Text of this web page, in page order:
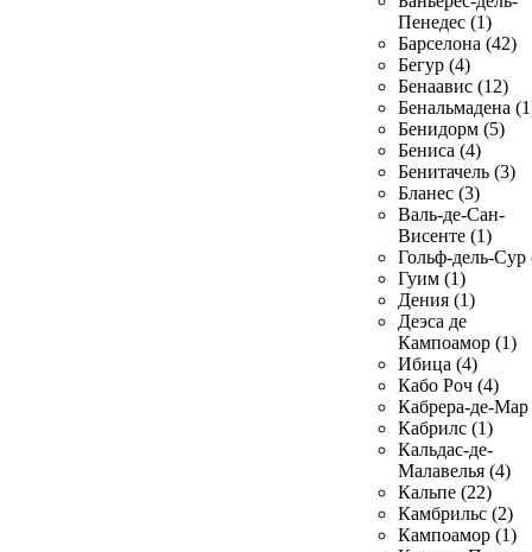
Пенедес (1)
Барселона (42)
Бегур (4)
Бенаавис (12)
Бенальмадена
Бенидорм (5)
Бениса (4)
Бенитачель (3)
Бланес (3)
Валь-де-Сан-
Висенте (1)
Гольф-дель-Сур
Гуим (1)
Дения (1)
Деэса де
Кампоамор (1)
Ибица (4)
Кабо Роч (4)
Кабрера-де-Мар
Кабрилс (1)
Кальдас-де-
Малавелья (4)
Кальпе (22)
Камбрильс (2)
Кампоамор (1)